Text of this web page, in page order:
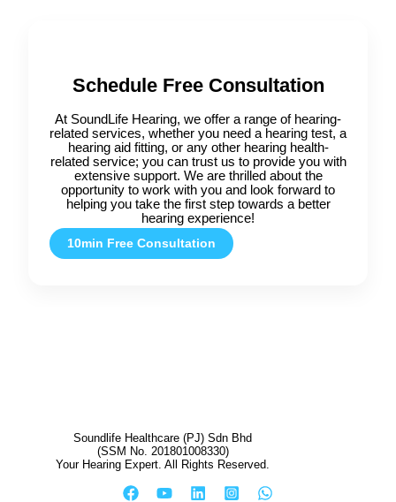
Schedule Free Consultation
At SoundLife Hearing, we offer a range of hearing-
related services, whether you need a hearing test, a
hearing aid fitting, or any other hearing health-
related service; you can trust us to provide you with
extensive support. We are thrilled about the
opportunity to work with you and look forward to
helping you take the first step towards a better
hearing experience!
10min Free Consultation
Soundlife Healthcare (PJ) Sdn Bhd
(SSM No. 201801008330)
Your Hearing Expert. All Rights Reserved.